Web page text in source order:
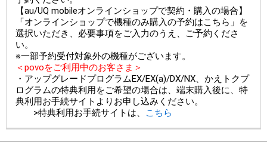
【au/UQ mobileオンラインショップで契約・購入の場合】
「オンラインショップで機種のみ購入の予約はこちら」を
選択いただき、必要事項をご入力のうえ、ご予約くださ
い。
※一部予約受付対象外の機種がございます。
＜povoをご利用中のお客さま＞
・アップグレードプログラムEX/EX(a)/DX/NX、かえトクプ
ログラムの特典利用をご希望の場合は、端末購入後に、特
典利用お手続サイトよりお申し込みください。
>特典利用お手続サイトは、
こちら